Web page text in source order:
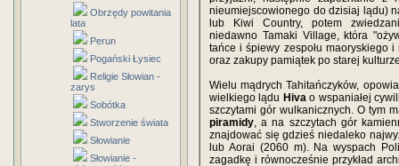
Obrzędy powitania
lata
Perun
Pogański Łysiec
Religie Słowian -
zarys
Sobótka
Stworzenie świata
Słowianie
Słowianie -
nieumiejscowionego do dzisiaj lądu)
lub Kiwi Country, potem
niedawno Tamaki Village, która
tańce i śpiewy zespołu maoryskiego
oraz zakupy pamiątek po starej
Wielu mądrych Tahitańczyków,
wielkiego lądu Hivao wspaniałej
szczytami gór wulkanicznych. O tym
piramidy, a na szczytach gór
znajdować się gdzieś niedaleko
lub Aorai (2060 m). Na wyspach
zagadkę i równocześnie przykład